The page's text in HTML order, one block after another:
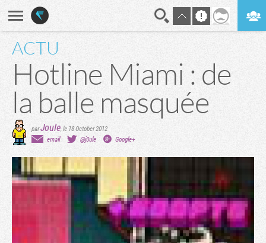
ACTU
Hotline Miami : de
la balle masquée
parJoule,le 18 October 2012
email
@j0ule Google+